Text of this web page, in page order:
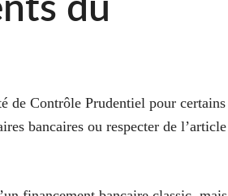
du
de Contrôle Prudentiel pour certains
bancaires ou respecter de l’article